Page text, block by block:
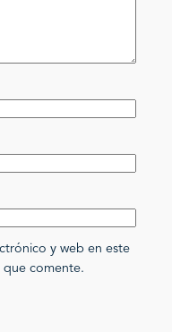
y web en este
que comente.